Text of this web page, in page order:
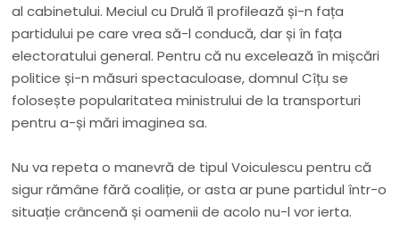
al cabinetului. Meciul cu Drulă îl profilează și-n fața
partidului pe care vrea să-l conducă, dar și în fața
electoratului general. Pentru că nu excelează în mișcări
politice și-n măsuri spectaculoase, domnul Cîțu se
folosește popularitatea ministrului de la transporturi
pentru a-și mări imaginea sa.
Nu va repeta o manevră de tipul Voiculescu pentru că
sigur rămâne fără coaliție, or asta ar pune partidul într-o
situație crâncenă și oamenii de acolo nu-l vor ierta.